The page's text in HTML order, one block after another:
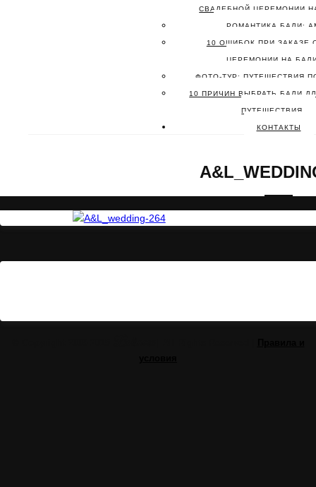
СВАДЕБНОЙ ЦЕРЕМОНИИ
РОМАНТИКА БАЛИ:
10 ОШИБОК ПРИ ЗАКАЗЕ
ЦЕРЕМОНИИ НА
ФОТО-ТУР: ПУТЕШЕСТВИЯ
10 ПРИЧИН ВЫБРАТЬ БАЛИ
ПУТЕШЕСТВИЯ
КОНТАКТЫ